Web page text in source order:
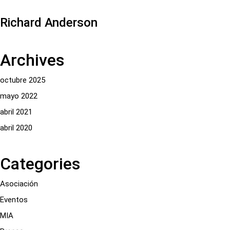
Richard Anderson
Archives
octubre 2025
mayo 2022
abril 2021
abril 2020
Categories
Asociación
Eventos
MIA